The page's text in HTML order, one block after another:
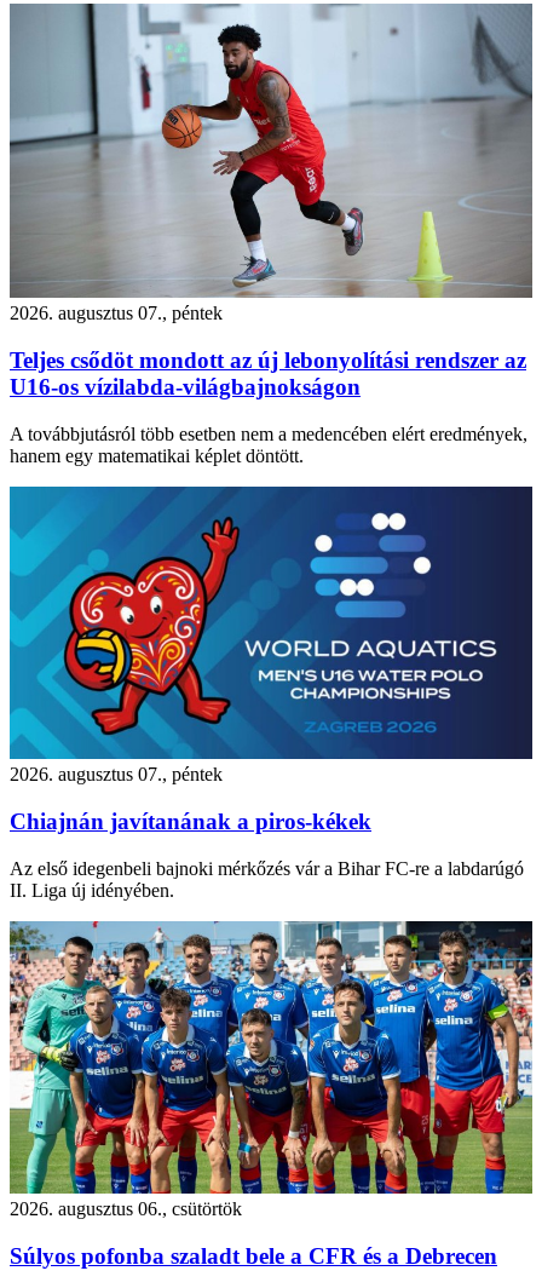
2026. augusztus 07., péntek
Teljes csődöt mondott az új lebonyolítási rendszer az
U16-os vízilabda-világbajnokságon
A továbbjutásról több esetben nem a medencében elért eredmények,
hanem egy matematikai képlet döntött.
2026. augusztus 07., péntek
Chiajnán javítanának a piros-kékek
Az első idegenbeli bajnoki mérkőzés vár a Bihar FC-re a labdarúgó
II. Liga új idényében.
2026. augusztus 06., csütörtök
Súlyos pofonba szaladt bele a CFR és a Debrecen